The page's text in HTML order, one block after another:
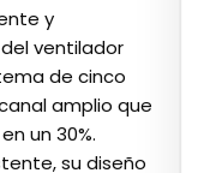
y
ventilador
de cinco
amplio que
un 30%.
su diseño